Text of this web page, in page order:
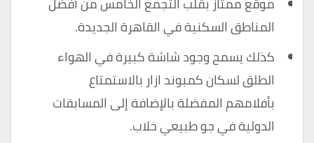
المناطق السكنية في القاهرة الجديدة.
كذلك يسمح وجود شاشة كبيرة في الهواء
الطلق لسكان كمبوند ازار بالاستمتاع
بأفلامهم المفضلة بالإضافة إلى المسابقات
الدولية في جو طبيعي خلاب.